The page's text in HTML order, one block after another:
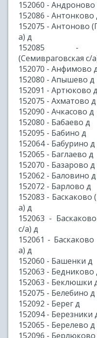
152060 - Андроново
152086 - Антонково
152075 - Антоново
а) д
152085 -
(Семивраговская с/
152070 - Анфимово
152080 - Апышево д
152091 - Артюково д
152075 - Ахматово д
152090 - Ачкасово д
152080 - Бабаево д
152095 - Бабино д
152064 - Бабурино д
152065 - Баглаево д
152070 - Базарово д
152062 - Баловино д
152072 - Барлово д
152083 - Баскаково
а) д
152063 -
с/а) д
152061 - Баскаково
а) д
152060 - Башенки д
152063 - Бедниково
152063 - Беклюшки
152075 - Белебино д
152092 - Берег д
152094 - Березники
152065 - Берелево д
152096 - Берлюково